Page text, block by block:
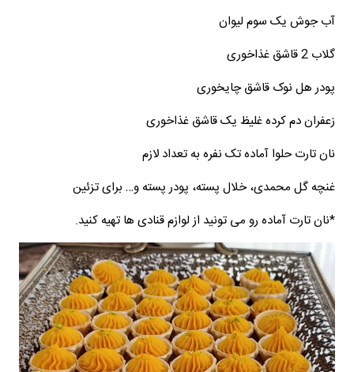
آب جوش یک سوم لیوان
گلاب 2 قاشق غذاخوری
پودر هل نوک قاشق چایخوری
زعفران دم کرده غلیظ یک قاشق غذاخوری
نان تارت حلوا آماده تک نفره به تعداد لازم
غنچه گل محمدی، خلال پسته، پودر پسته و… برای تزئین
*نان تارت آماده رو می تونید از لوازم قنادی ها تهیه کنید.